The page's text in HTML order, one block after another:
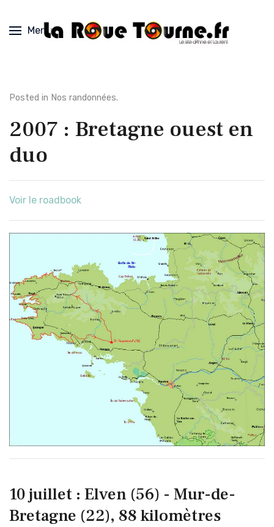
Menu
Posted in Nos randonnées.
2007 : Bretagne ouest en
duo
Voir le roadbook
10 juillet : Elven (56) - Mur-de-
Bretagne (22), 88 kilomètres